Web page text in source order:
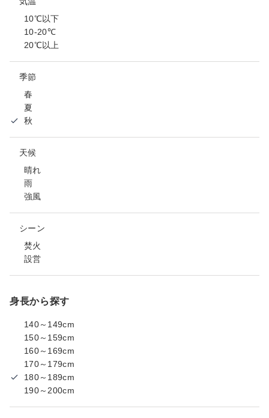
10℃以下
10-20℃
20℃以上
季節
春
夏
秋
天候
晴れ
雨
強風
シーン
焚火
設営
身長から探す
140～149cm
150～159cm
160～169cm
170～179cm
180～189cm
190～200cm